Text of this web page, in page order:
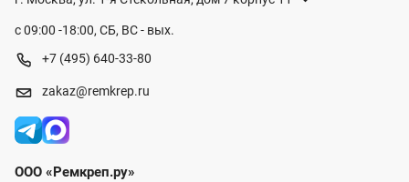
с 09:00 -18:00, СБ, ВС - вых.
+7 (495) 640-33-80
zakaz@remkrep.ru
ООО «Ремкреп.ру»